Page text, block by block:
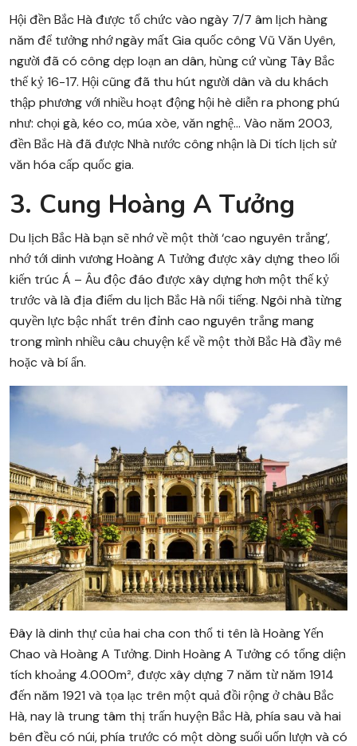
Hội đền Bắc Hà được tổ chức vào ngày 7/7 âm lịch hàng
năm để tưởng nhớ ngày mất Gia quốc công Vũ Văn Uyên,
người đã có công dẹp loạn an dân, hùng cứ vùng Tây Bắc
thế kỷ 16-17. Hội cũng đã thu hút người dân và du khách
thập phương với nhiều hoạt động hội hè diễn ra phong phú
như: chọi gà, kéo co, múa xòe, văn nghệ… Vào năm 2003,
đền Bắc Hà đã được Nhà nước công nhận là Di tích lịch sử
văn hóa cấp quốc gia.
3. Cung Hoàng A Tưởng
Du lịch Bắc Hà bạn sẽ nhớ về một thời ‘cao nguyên trắng’,
nhớ tới dinh vương Hoàng A Tưởng được xây dựng theo lối
kiến trúc Á – Âu độc đáo được xây dựng hơn một thế kỷ
trước và là địa điểm du lịch Bắc Hà nổi tiếng. Ngôi nhà từng
quyền lực bậc nhất trên đỉnh cao nguyên trắng mang
trong mình nhiều câu chuyện kể về một thời Bắc Hà đầy mê
hoặc và bí ẩn.
Đây là dinh thự của hai cha con thổ ti tên là Hoàng Yến
Chao và Hoàng A Tưởng. Dinh Hoàng A Tưởng có tổng diện
tích khoảng 4.000m², được xây dựng 7 năm từ năm 1914
đến năm 1921 và tọa lạc trên một quả đồi rộng ở châu Bắc
Hà, nay là trung tâm thị trấn huyện Bắc Hà, phía sau và hai
bên đều có núi, phía trước có một dòng suối uốn lượn và có